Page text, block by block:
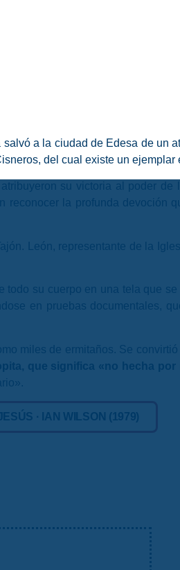
salvó a la ciudad de Edesa de un
del cual existe un ejemplar
su victoria al poder
la profunda devoción
León, representante de la
su cuerpo en una tela que
en pruebas documentales,
miles de ermitaños. Se
que significa «no hecha por
· IAN WILSON (1979)